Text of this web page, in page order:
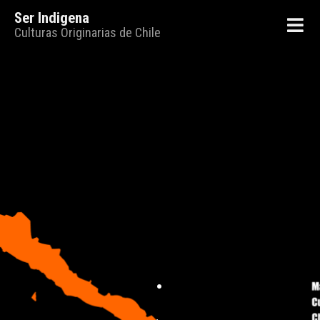
Ser Indigena
Culturas Originarias de Chile
.
.